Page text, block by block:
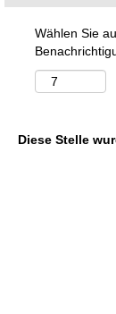
Wählen Sie
Diese Stelle